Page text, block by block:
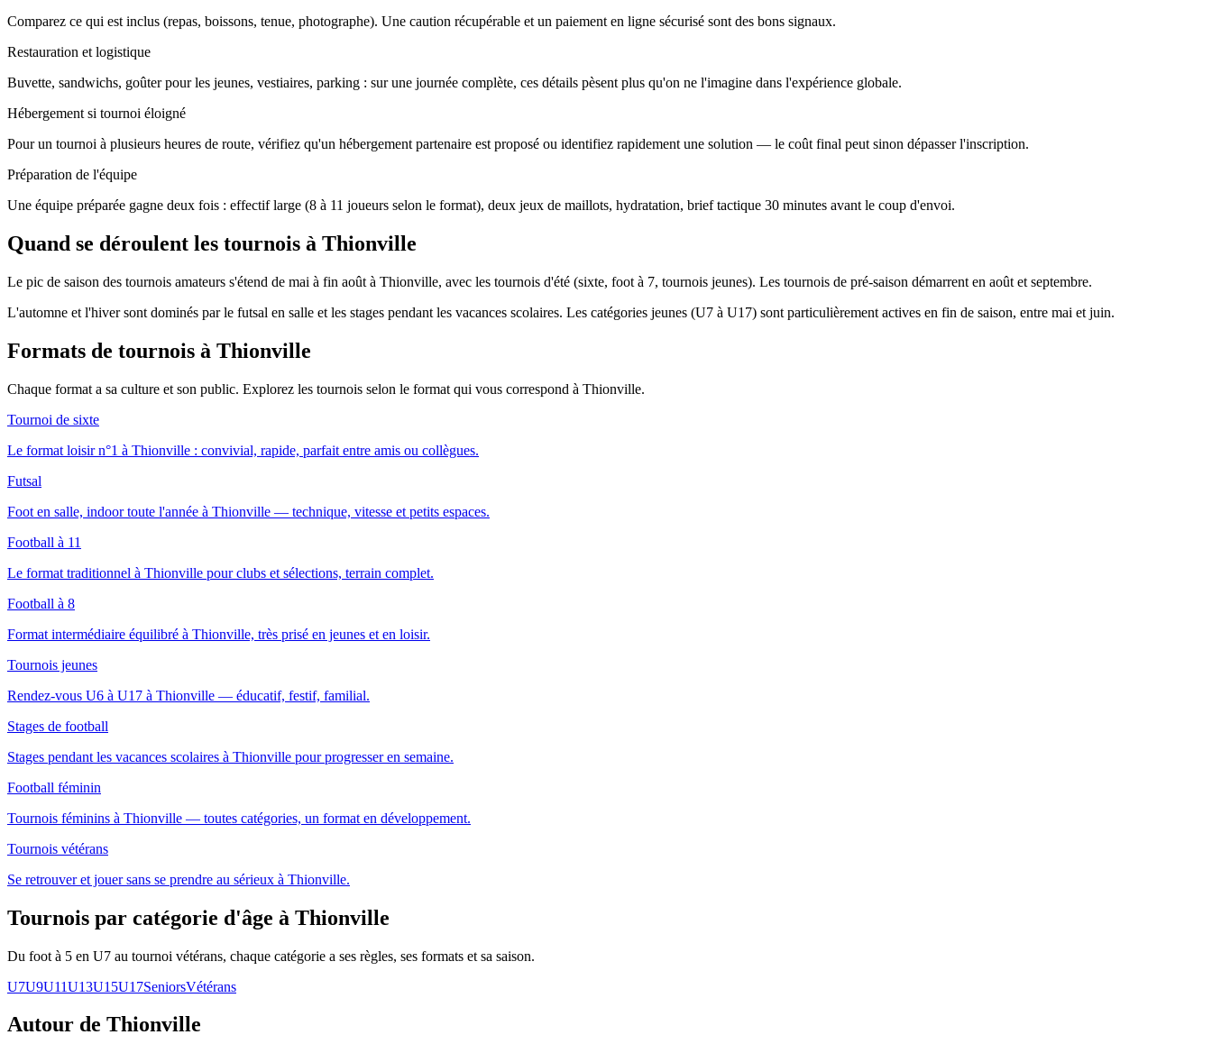
Comparez ce qui est inclus (repas, boissons, tenue, photographe). Une caution récupérable et un paiement en ligne sécurisé sont des bons signaux.
Restauration et logistique
Buvette, sandwichs, goûter pour les jeunes, vestiaires, parking : sur une journée complète, ces détails pèsent plus qu'on ne l'imagine dans l'expérience globale.
Hébergement si tournoi éloigné
Pour un tournoi à plusieurs heures de route, vérifiez qu'un hébergement partenaire est proposé ou identifiez rapidement une solution — le coût final peut sinon dépasser l'inscription.
Préparation de l'équipe
Une équipe préparée gagne deux fois : effectif large (8 à 11 joueurs selon le format), deux jeux de maillots, hydratation, brief tactique 30 minutes avant le coup d'envoi.
Quand se déroulent les tournois à Thionville
Le pic de saison des tournois amateurs s'étend de mai à fin août à Thionville, avec les tournois d'été (sixte, foot à 7, tournois jeunes). Les tournois de pré-saison démarrent en août et septembre.
L'automne et l'hiver sont dominés par le futsal en salle et les stages pendant les vacances scolaires. Les catégories jeunes (U7 à U17) sont particulièrement actives en fin de saison, entre mai et juin.
Formats de tournois à Thionville
Chaque format a sa culture et son public. Explorez les tournois selon le format qui vous correspond à Thionville.
Tournoi de sixte
Le format loisir n°1 à Thionville : convivial, rapide, parfait entre amis ou collègues.
Futsal
Foot en salle, indoor toute l'année à Thionville — technique, vitesse et petits espaces.
Football à 11
Le format traditionnel à Thionville pour clubs et sélections, terrain complet.
Football à 8
Format intermédiaire équilibré à Thionville, très prisé en jeunes et en loisir.
Tournois jeunes
Rendez-vous U6 à U17 à Thionville — éducatif, festif, familial.
Stages de football
Stages pendant les vacances scolaires à Thionville pour progresser en semaine.
Football féminin
Tournois féminins à Thionville — toutes catégories, un format en développement.
Tournois vétérans
Se retrouver et jouer sans se prendre au sérieux à Thionville.
Tournois par catégorie d'âge à Thionville
Du foot à 5 en U7 au tournoi vétérans, chaque catégorie a ses règles, ses formats et sa saison.
U7U9U11U13U15U17SeniorsVétérans
Autour de Thionville